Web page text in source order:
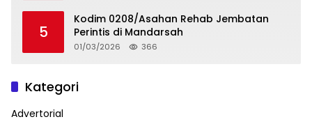
5
Kodim 0208/Asahan Rehab Jembatan
Perintis di Mandarsah
01/03/2026 366
Kategori
Advertorial